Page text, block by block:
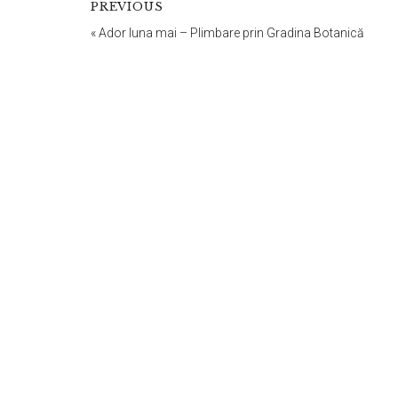
PREVIOUS
«Ador luna mai – Plimbare prin Gradina Botanică